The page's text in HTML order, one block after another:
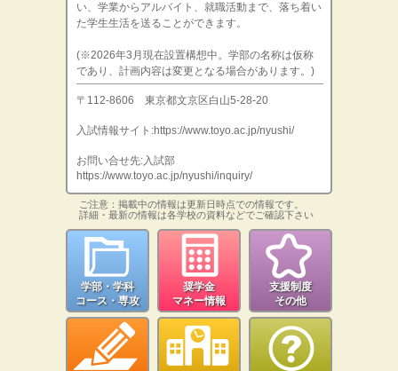
い、学業からアルバイト、就職活動まで、落ち着い
た学生生活を送ることができます。
(※2026年3月現在設置構想中。学部の名称は仮称
であり、計画内容は変更となる場合があります。)
〒112-8606 東京都文京区白山5-28-20
入試情報サイト:https://www.toyo.ac.jp/nyushi/
お問い合せ先:入試部
https://www.toyo.ac.jp/nyushi/inquiry/
ご注意：掲載中の情報は更新日時点での情報です。
詳細・最新の情報は各学校の資料などでご確認下さい
学部・学科
コース・専攻
奨学金
マネー情報
支援制度
その他